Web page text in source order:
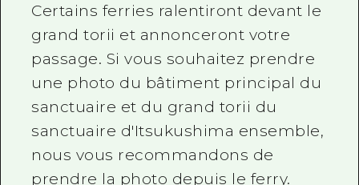
Certains ferries ralentiront devant le
grand torii et annonceront votre
passage. Si vous souhaitez prendre
une photo du bâtiment principal du
sanctuaire et du grand torii du
sanctuaire d'Itsukushima ensemble,
nous vous recommandons de
prendre la photo depuis le ferry.